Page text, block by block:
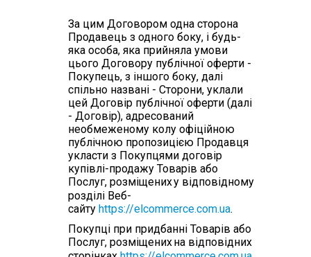
За цим Договором одна сторона
Продавець з одного боку, і будь-
яка особа, яка прийняла умови
цього Договору публічної оферти -
Покупець, з іншого боку, далі
спільно названі - Сторони, уклали
цей Договір публічної оферти (далі
- Договір), адресований
необмеженому колу офіційною
публічною пропозицією Продавця
укласти з Покупцями договір
купівлі-продажу Товарів або
Послуг, розміщениху відповідному
розділі Веб-
сайту https://elcommerce.com.ua.
Покупці при придбанні Товарів або
Послуг, розміщенихна відповідних